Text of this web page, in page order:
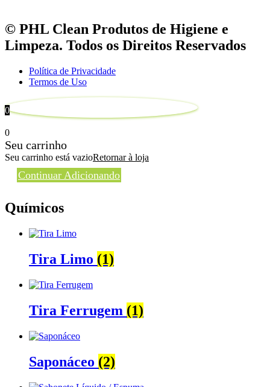
© PHL Clean Produtos de Higiene e
Limpeza. Todos os Direitos Reservados
Política de Privacidade
Termos de Uso
0
0
Seu carrinho
Seu carrinho está vazioRetornar à loja
Continuar Adicionando
Químicos
Tira Limo (1)
Tira Ferrugem (1)
Saponáceo (2)